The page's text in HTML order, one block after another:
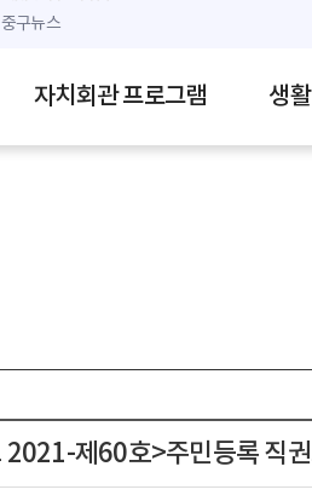
중구뉴스
자치회관 프로그램 생
2021-제60호>주민등록 직